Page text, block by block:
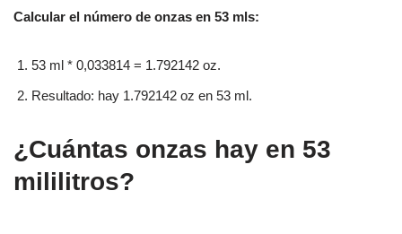
Calcular el número de onzas en 53 mls:
53 ml * 0,033814 = 1.792142 oz.
Resultado: hay 1.792142 oz en 53 ml.
¿Cuántas onzas hay en 53
mililitros?